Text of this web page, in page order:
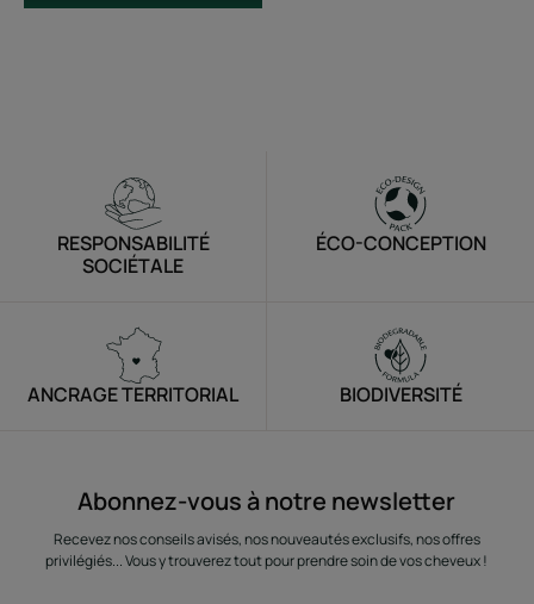
RESPONSABILITÉ
SOCIÉTALE
ÉCO-CONCEPTION
ANCRAGE TERRITORIAL BIODIVERSITÉ
Abonnez-vous à notre newsletter
Recevez nos conseils avisés, nos nouveautés exclusifs, nos offres
privilégiés... Vous y trouverez tout pour prendre soin de vos cheveux !